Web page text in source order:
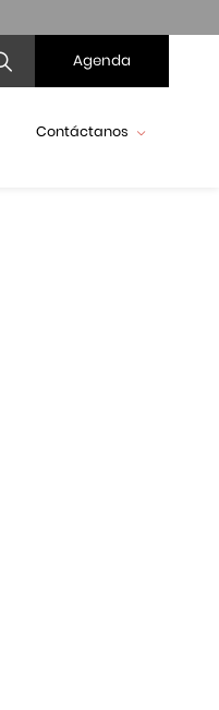
Agenda
Contáctanos